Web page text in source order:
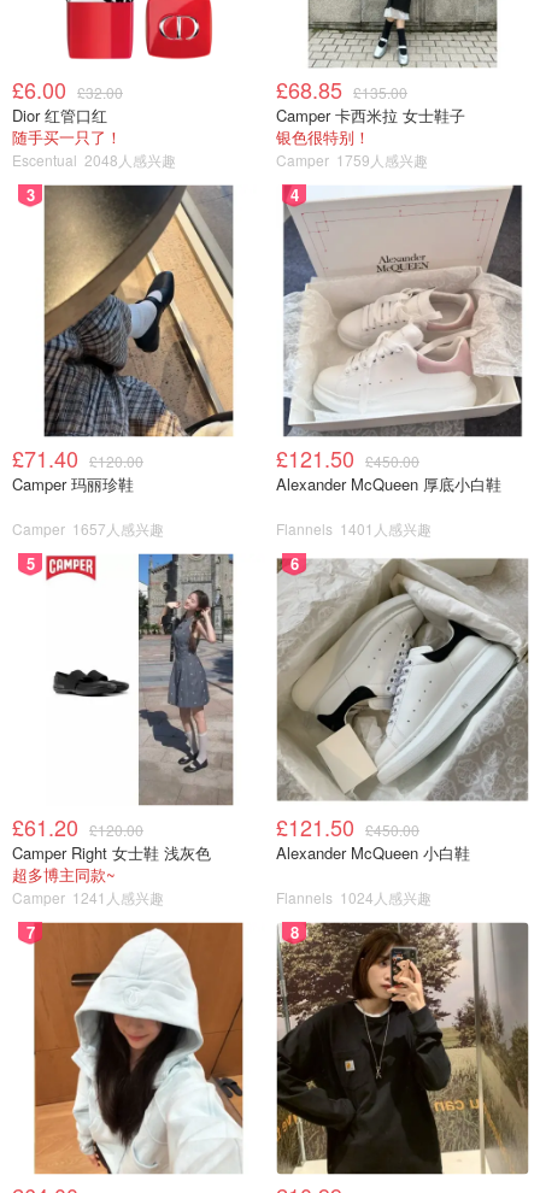
£6.00 £32.00
Dior 红管口红
随手买一只了！
Escentual 2048人感兴趣
£68.85 £135.00
Camper 卡西米拉 女士鞋子
银色很特别！
Camper 1759人感兴趣
3
£71.40 £120.00
Camper 玛丽珍鞋
Camper 1657人感兴趣
4
£121.50 £450.00
Alexander McQueen 厚底小白鞋
Flannels 1401人感兴趣
5
£61.20 £120.00
Camper Right 女士鞋 浅灰色
超多博主同款~
Camper 1241人感兴趣
6
£121.50 £450.00
Alexander McQueen 小白鞋
Flannels 1024人感兴趣
7 8